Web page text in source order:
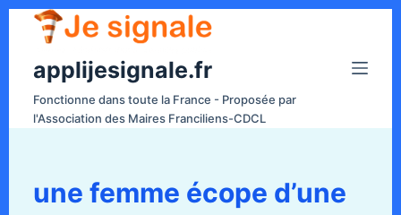
applijesignale.fr
Fonctionne dans toute la France - Proposée par
l'Association des Maires Franciliens-CDCL
une femme écope d’une